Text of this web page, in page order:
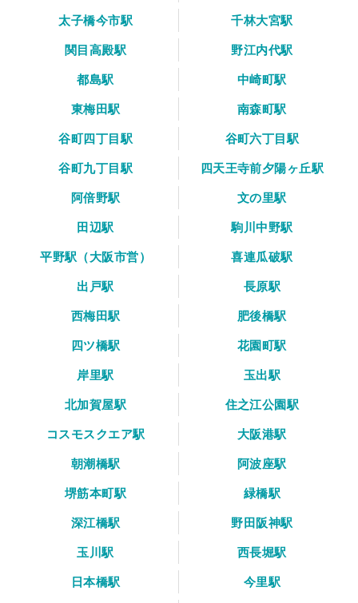
太子橋今市駅
千林大宮駅
関目高殿駅
野江内代駅
都島駅
中崎町駅
東梅田駅
南森町駅
谷町四丁目駅
谷町六丁目駅
谷町九丁目駅
四天王寺前夕陽ヶ丘駅
阿倍野駅
文の里駅
田辺駅
駒川中野駅
平野駅（大阪市営）
喜連瓜破駅
出戸駅
長原駅
西梅田駅
肥後橋駅
四ツ橋駅
花園町駅
岸里駅
玉出駅
北加賀屋駅
住之江公園駅
コスモスクエア駅
大阪港駅
朝潮橋駅
阿波座駅
堺筋本町駅
緑橋駅
深江橋駅
野田阪神駅
玉川駅
西長堀駅
日本橋駅
今里駅